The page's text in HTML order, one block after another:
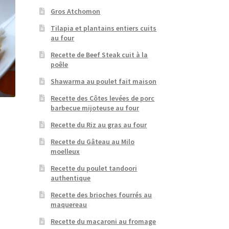
Gros Atchomon
Tilapia et plantains entiers cuits
au four
Recette de Beef Steak cuit à la
poêle
Shawarma au poulet fait maison
Recette des Côtes levées de porc
barbecue mijoteuse au four
Recette du Riz au gras au four
Recette du Gâteau au Milo
moelleux
Recette du poulet tandoori
authentique
Recette des brioches fourrés au
maquereau
Recette du macaroni au fromage